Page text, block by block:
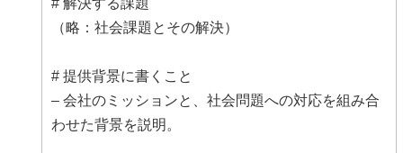
# 解決する課題
（略：社会課題とその解決）
# 提供背景に書くこと
– 会社のミッションと、社会問題への対応を組み合
わせた背景を説明。